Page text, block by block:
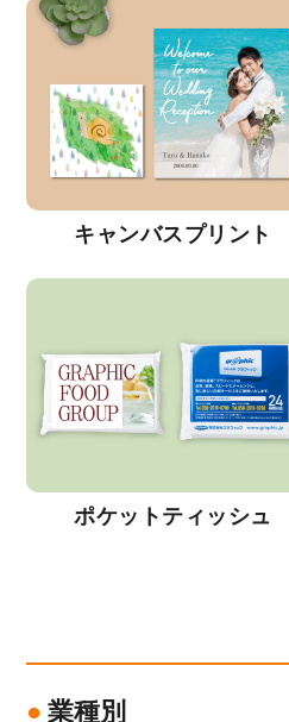
キャンバスプリント
ポケットティッシュ
業種別